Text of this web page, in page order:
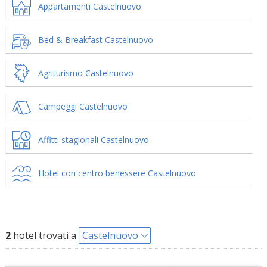
Appartamenti Castelnuovo
Bed & Breakfast Castelnuovo
Agriturismo Castelnuovo
Campeggi Castelnuovo
Affitti stagionali Castelnuovo
Hotel con centro benessere Castelnuovo
2hotel trovati a Castelnuovo